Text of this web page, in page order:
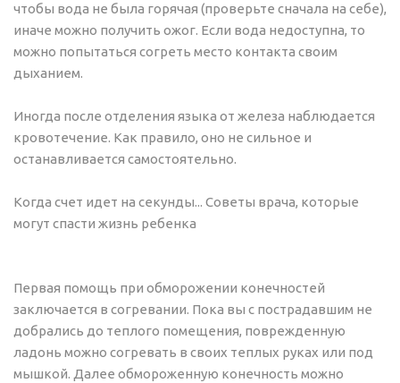
чтобы вода не была горячая (проверьте сначала на себе),
иначе можно получить ожог. Если вода недоступна, то
можно попытаться согреть место контакта своим
дыханием.
Иногда после отделения языка от железа наблюдается
кровотечение. Как правило, оно не сильное и
останавливается самостоятельно.
Когда счет идет на секунды... Cоветы врача, которые
могут спасти жизнь ребенка
Первая помощь при обморожении конечностей
заключается в согревании. Пока вы с пострадавшим не
добрались до теплого помещения, поврежденную
ладонь можно согревать в своих теплых руках или под
мышкой. Далее обмороженную конечность можно